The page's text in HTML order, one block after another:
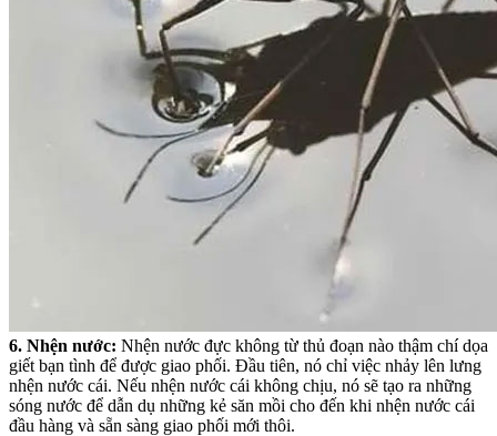
6. Nhện nước: Nhện nước đực không từ thủ đoạn nào thậm chí dọa
giết bạn tình để được giao phối. Đầu tiên, nó chỉ việc nhảy lên lưng
nhện nước cái. Nếu nhện nước cái không chịu, nó sẽ tạo ra những
sóng nước để dẫn dụ những kẻ săn mồi cho đến khi nhện nước cái
đầu hàng và sẵn sàng giao phối mới thôi.